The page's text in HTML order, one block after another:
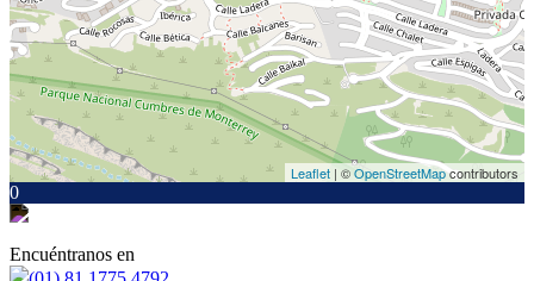
Leaflet | ©OpenStreetMapcontributors
0
Encuéntranos en